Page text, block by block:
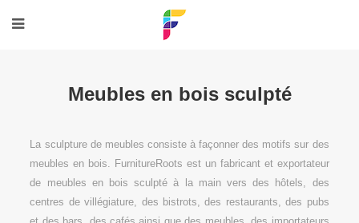
Meubles en bois sculpté
La sculpture de meubles consiste à façonner des motifs sur des
meubles en bois. FurnitureRoots est un fabricant et exportateur
de meubles en bois sculpté à la main vers des hôtels, des
centres de villégiature, des bistrots, des restaurants, des pubs